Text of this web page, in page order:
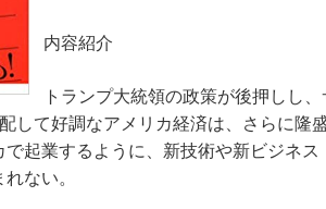
内容紹介
トランプ大統領の政策が後押しし
して好調なアメリカ経済は、さらに隆
起業するように、新技術や新ビジネス
ない。